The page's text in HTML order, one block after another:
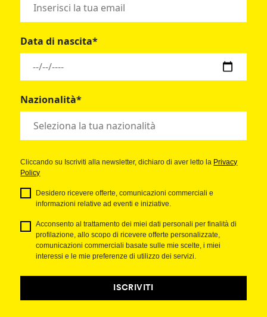
Data di nascita*
Nazionalità*
Cliccando su Iscriviti alla newsletter, dichiaro di aver letto la Privacy
Policy
Desidero ricevere offerte, comunicazioni commerciali e
informazioni relative ad eventi e iniziative.
Acconsento al trattamento dei miei dati personali per finalità di
profilazione, allo scopo di ricevere offerte personalizzate,
comunicazioni commerciali basate sulle mie scelte, i miei
interessi e le mie preferenze di utilizzo dei servizi.
ISCRIVITI